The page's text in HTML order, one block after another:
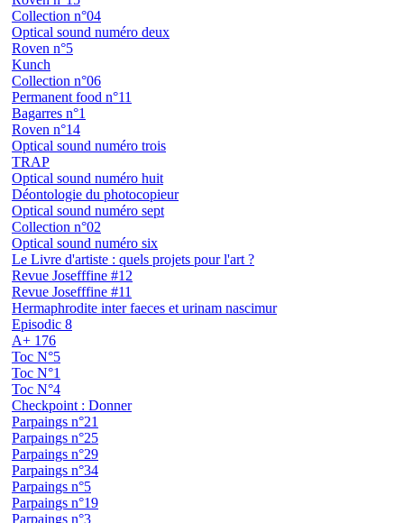
Collection n°04
Optical sound numéro deux
Roven n°5
Kunch
Collection n°06
Permanent food n°11
Bagarres n°1
Roven n°14
Optical sound numéro trois
TRAP
Optical sound numéro huit
Déontologie du photocopieur
Optical sound numéro sept
Collection n°02
Optical sound numéro six
Le Livre d'artiste : quels projets pour l'art ?
Revue Josefffine #12
Revue Josefffine #11
Hermaphrodite inter faeces et urinam nascimur
Episodic 8
A+ 176
Toc N°5
Toc N°1
Toc N°4
Checkpoint : Donner
Parpaings n°21
Parpaings n°25
Parpaings n°29
Parpaings n°34
Parpaings n°5
Parpaings n°19
Parpaings n°3